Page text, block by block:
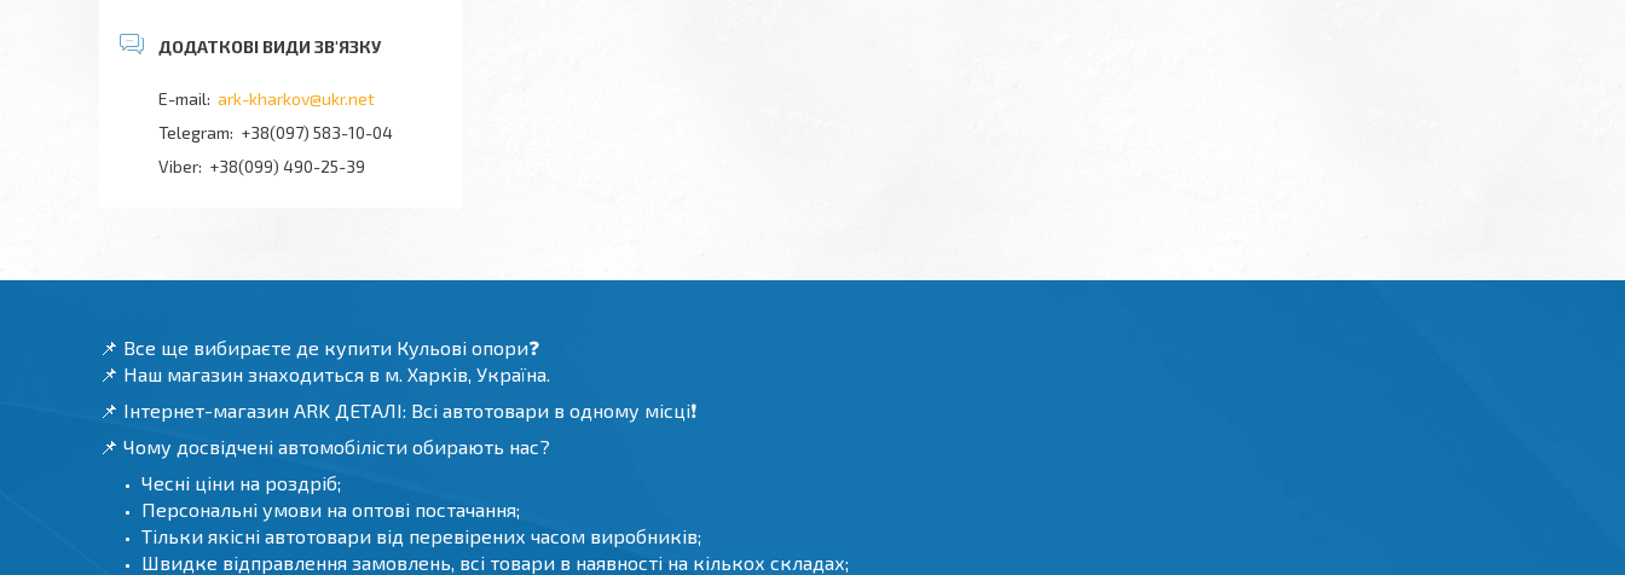
ark-kharkov@ukr.net
+38(097) 583-10-04
+38(099) 490-25-39
📌 Все ще вибираєте де купити Кульові опори❓
📌 Наш магазин знаходиться в м. Харків, Україна.
📌 Інтернет-магазин ARK ДЕТАЛІ: Всі автотовари в одному місці❗️
📌 Чому досвідчені автомобілісти обирають нас?
Чесні ціни на роздріб;
Персональні умови на оптові постачання;
Тільки якісні автотовари від перевірених часом виробників;
Швидке відправлення замовлень, всі товари в наявності на кількох складах;